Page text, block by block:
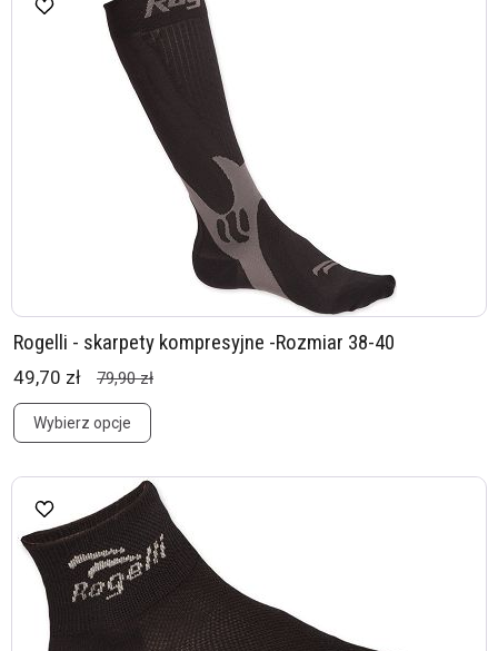
Rogelli - skarpety kompresyjne -Rozmiar 38-40
49,70 zł 79,90 zł
Wybierz opcje